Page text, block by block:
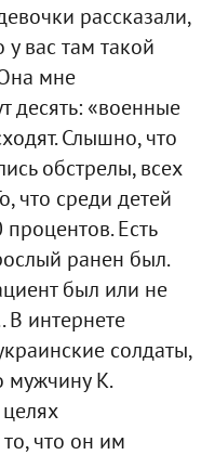
рассказали,
вас там такой
мне
десять: «военные
Слышно, что
обстрелы, всех
что среди детей
Есть
ранен был.
был или не
В интернете
солдаты,
мужчину К.
что он им